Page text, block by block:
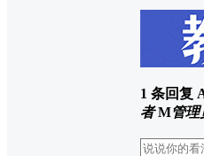
1 条回复
者 M管理